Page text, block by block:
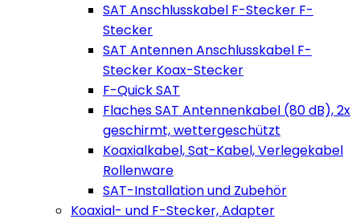
SAT Anschlusskabel F-Stecker F-
Stecker
SAT Antennen Anschlusskabel F-
Stecker Koax-Stecker
F-Quick SAT
Flaches SAT Antennenkabel (80 dB), 2x
geschirmt, wettergeschützt
Koaxialkabel, Sat-Kabel, Verlegekabel
Rollenware
SAT-Installation und Zubehör
Koaxial- und F-Stecker, Adapter